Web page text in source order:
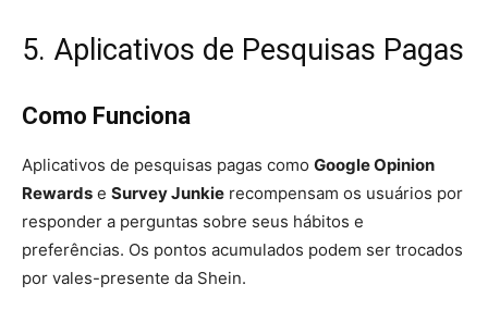
5. Aplicativos de Pesquisas Pagas
Como Funciona
Aplicativos de pesquisas pagas como Google Opinion
Rewards e Survey Junkie recompensam os usuários por
responder a perguntas sobre seus hábitos e
preferências. Os pontos acumulados podem ser trocados
por vales-presente da Shein.